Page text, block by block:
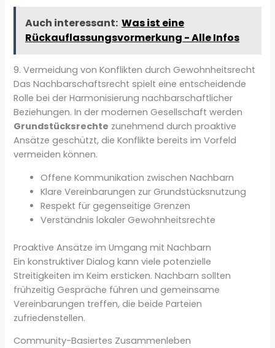
Auch interessant: Was ist eine
Rückauflassungsvormerkung - Alle Infos
9. Vermeidung von Konflikten durch Gewohnheitsrecht
Das Nachbarschaftsrecht spielt eine entscheidende
Rolle bei der Harmonisierung nachbarschaftlicher
Beziehungen. In der modernen Gesellschaft werden
Grundstücksrechte zunehmend durch proaktive
Ansätze geschützt, die Konflikte bereits im Vorfeld
vermeiden können.
Offene Kommunikation zwischen Nachbarn
Klare Vereinbarungen zur Grundstücksnutzung
Respekt für gegenseitige Grenzen
Verständnis lokaler Gewohnheitsrechte
Proaktive Ansätze im Umgang mit Nachbarn
Ein konstruktiver Dialog kann viele potenzielle
Streitigkeiten im Keim ersticken. Nachbarn sollten
frühzeitig Gespräche führen und gemeinsame
Vereinbarungen treffen, die beide Parteien
zufriedenstellen.
Community-Basiertes Zusammenleben